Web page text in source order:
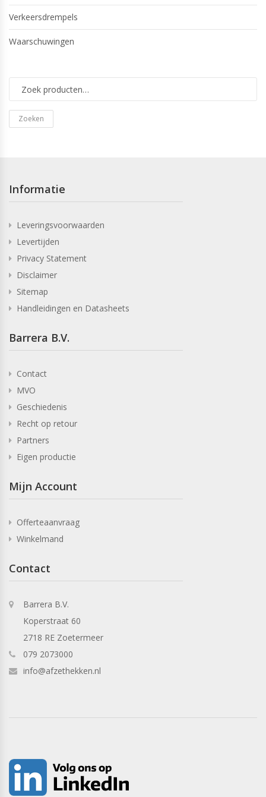
Verkeersdrempels
Waarschuwingen
Zoeken
Informatie
Leveringsvoorwaarden
Levertijden
Privacy Statement
Disclaimer
Sitemap
Handleidingen en Datasheets
Barrera B.V.
Contact
MVO
Geschiedenis
Recht op retour
Partners
Eigen productie
Mijn Account
Offerteaanvraag
Winkelmand
Contact
Barrera B.V.
Koperstraat 60
2718 RE Zoetermeer
079 2073000
info@afzethekken.nl